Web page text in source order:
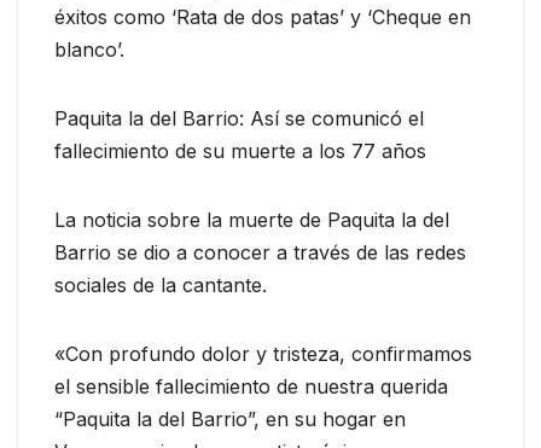
éxitos como ‘Rata de dos patas’ y ‘Cheque en
blanco’.
Paquita la del Barrio: Así se comunicó el
fallecimiento de su muerte a los 77 años
La noticia sobre la muerte de Paquita la del
Barrio se dio a conocer a través de las redes
sociales de la cantante.
«Con profundo dolor y tristeza, confirmamos
el sensible fallecimiento de nuestra querida
“Paquita la del Barrio”, en su hogar en